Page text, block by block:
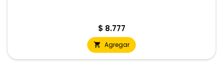
Precio
$ 8.777
 Agregar